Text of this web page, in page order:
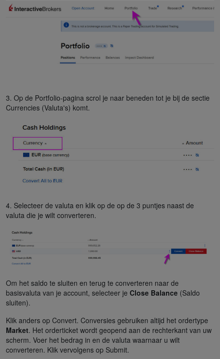
3. Op de Portfolio-pagina scrol je naar beneden tot je bij de sectie
Currencies (Valuta's) komt.
4. Selecteer de valuta en klik op de op de 3 puntjes naast de
valuta die je wilt converteren.
Om het saldo te sluiten en terug te converteren naar de
basisvaluta van je account, selecteer je Close Balance (Saldo
sluiten).
Klik anders op Convert. Conversies gebruiken altijd het ordertype
Market. Het orderticket wordt geopend aan de rechterkant van uw
scherm. Voer het bedrag in en de valuta waarnaar u wilt
converteren. Klik vervolgens op Submit.